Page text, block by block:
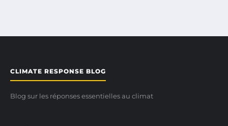
CLIMATE RESPONSE BLOG
Blog sur les réponses essentielles au climat